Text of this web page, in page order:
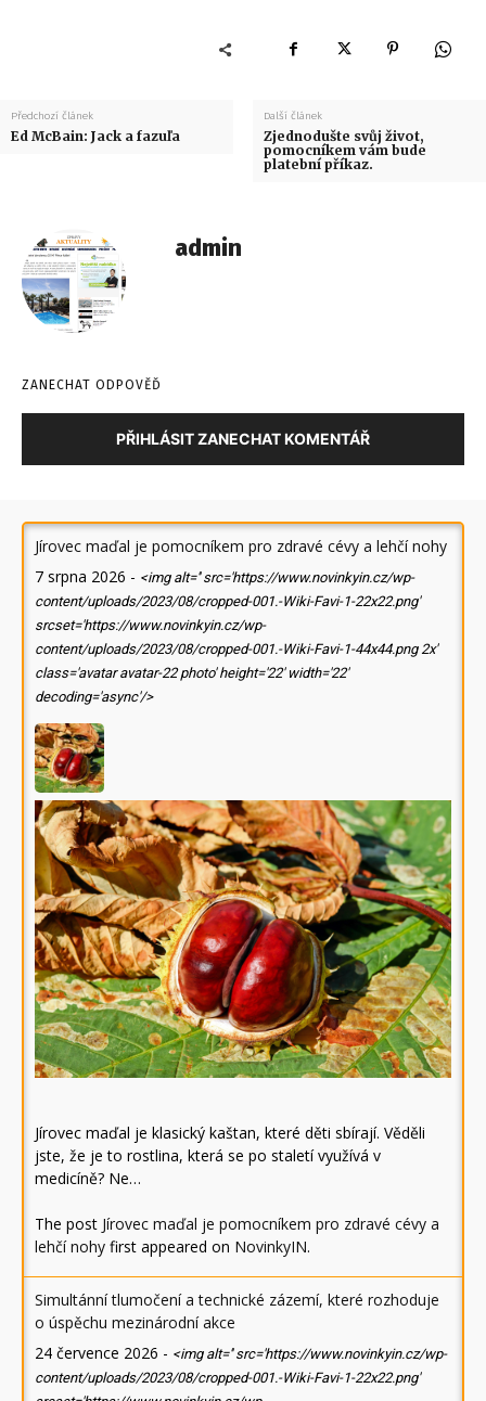
Předchozí článek
Ed McBain: Jack a fazuľa
Další článek
Zjednodušte svůj život,
pomocníkem vám bude
platební příkaz.
admin
ZANECHAT ODPOVĚĎ
PŘIHLÁSIT ZANECHAT KOMENTÁŘ
Jírovec maďal je pomocníkem pro zdravé cévy a lehčí nohy
7 srpna 2026 - <img alt='' src='https://www.novinkyin.cz/wp-
content/uploads/2023/08/cropped-001.-Wiki-Favi-1-22x22.png'
srcset='https://www.novinkyin.cz/wp-
content/uploads/2023/08/cropped-001.-Wiki-Favi-1-44x44.png 2x'
class='avatar avatar-22 photo' height='22' width='22'
decoding='async'/>
Jírovec maďal je klasický kaštan, které děti sbírají. Věděli
jste, že je to rostlina, která se po staletí využívá v
medicíně? Ne…
The post Jírovec maďal je pomocníkem pro zdravé cévy a
lehčí nohy first appeared on NovinkyIN.
Simultánní tlumočení a technické zázemí, které rozhoduje
o úspěchu mezinárodní akce
24 července 2026 - <img alt='' src='https://www.novinkyin.cz/wp-
content/uploads/2023/08/cropped-001.-Wiki-Favi-1-22x22.png'